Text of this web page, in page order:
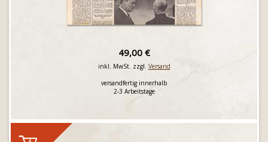
49,00 €
inkl. MwSt. zzgl. Versand
versandfertig innerhalb
2-3 Arbeitstage